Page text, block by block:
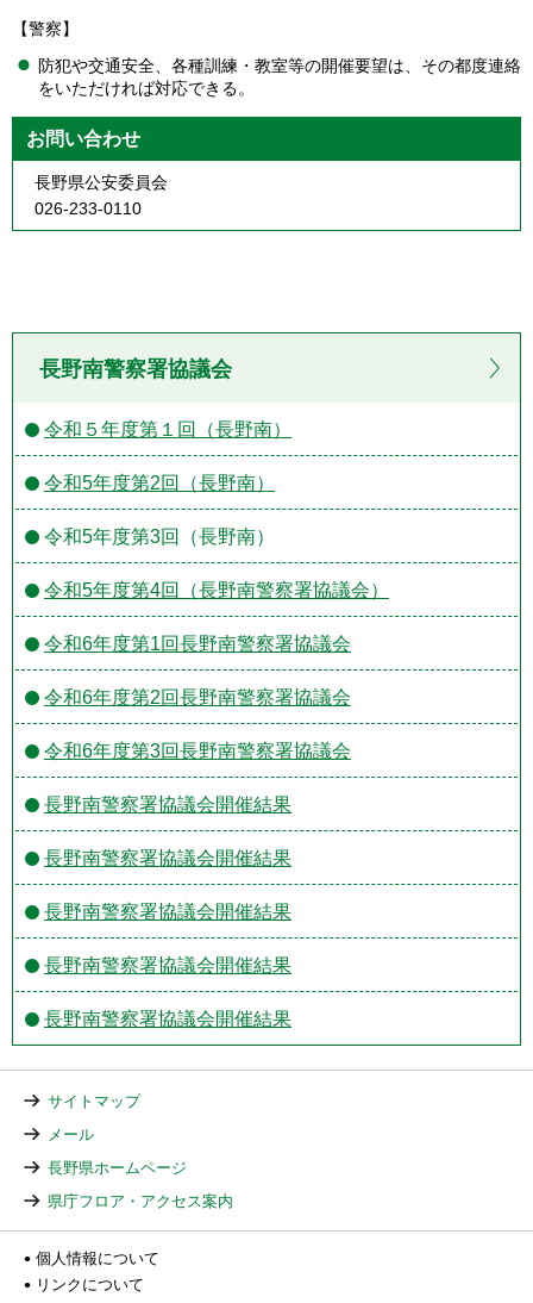
【警察】
防犯や交通安全、各種訓練・教室等の開催要望は、その都度連絡
をいただければ対応できる。
お問い合わせ
長野県公安委員会
026-233-0110
長野南警察署協議会
令和５年度第１回（長野南）
令和5年度第2回（長野南）
令和5年度第3回（長野南）
令和5年度第4回（長野南警察署協議会）
令和6年度第1回長野南警察署協議会
令和6年度第2回長野南警察署協議会
令和6年度第3回長野南警察署協議会
長野南警察署協議会開催結果
長野南警察署協議会開催結果
長野南警察署協議会開催結果
長野南警察署協議会開催結果
長野南警察署協議会開催結果
サイトマップ
メール
長野県ホームページ
県庁フロア・アクセス案内
個人情報について
リンクについて